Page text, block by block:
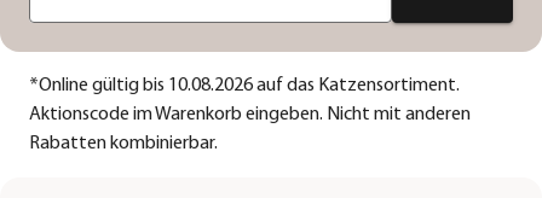
*Online gültig bis 10.08.2026 auf das Katzensortiment.
Aktionscode im Warenkorb eingeben. Nicht mit anderen
Rabatten kombinierbar.